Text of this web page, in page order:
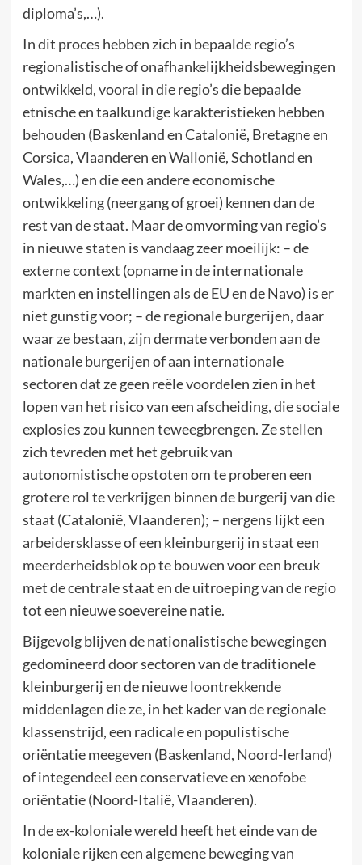
diploma’s,…).
In dit proces hebben zich in bepaalde regio’s
regionalistische of onafhankelijkheidsbewegingen
ontwikkeld, vooral in die regio’s die bepaalde
etnische en taalkundige karakteristieken hebben
behouden (Baskenland en Catalonië, Bretagne en
Corsica, Vlaanderen en Wallonië, Schotland en
Wales,…) en die een andere economische
ontwikkeling (neergang of groei) kennen dan de
rest van de staat. Maar de omvorming van regio’s
in nieuwe staten is vandaag zeer moeilijk: – de
externe context (opname in de internationale
markten en instellingen als de EU en de Navo) is er
niet gunstig voor; – de regionale burgerijen, daar
waar ze bestaan, zijn dermate verbonden aan de
nationale burgerijen of aan internationale
sectoren dat ze geen reële voordelen zien in het
lopen van het risico van een afscheiding, die sociale
explosies zou kunnen teweegbrengen. Ze stellen
zich tevreden met het gebruik van
autonomistische opstoten om te proberen een
grotere rol te verkrijgen binnen de burgerij van die
staat (Catalonië, Vlaanderen); – nergens lijkt een
arbeidersklasse of een kleinburgerij in staat een
meerderheidsblok op te bouwen voor een breuk
met de centrale staat en de uitroeping van de regio
tot een nieuwe soevereine natie.
Bijgevolg blijven de nationalistische bewegingen
gedomineerd door sectoren van de traditionele
kleinburgerij en de nieuwe loontrekkende
middenlagen die ze, in het kader van de regionale
klassenstrijd, een radicale en populistische
oriëntatie meegeven (Baskenland, Noord-Ierland)
of integendeel een conservatieve en xenofobe
oriëntatie (Noord-Italië, Vlaanderen).
In de ex-koloniale wereld heeft het einde van de
koloniale rijken een algemene beweging van